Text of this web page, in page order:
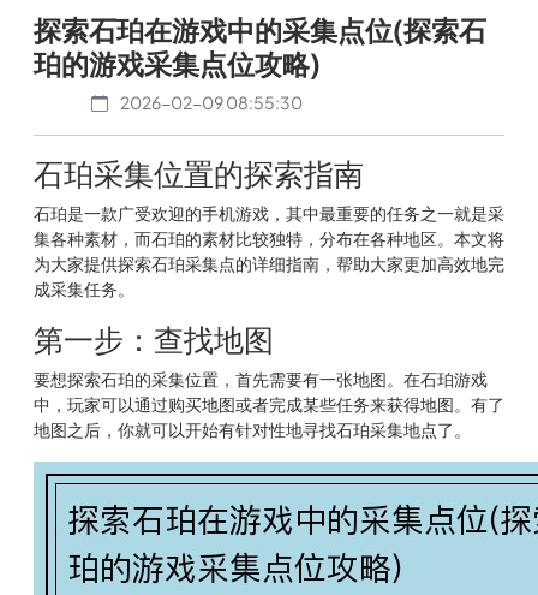
探索石珀在游戏中的采集点位(探索石
珀的游戏采集点位攻略)
2026-02-09 08:55:30
石珀采集位置的探索指南
石珀是一款广受欢迎的手机游戏，其中最重要的任务之一就是采
集各种素材，而石珀的素材比较独特，分布在各种地区。本文将
为大家提供探索石珀采集点的详细指南，帮助大家更加高效地完
成采集任务。
第一步：查找地图
要想探索石珀的采集位置，首先需要有一张地图。在石珀游戏
中，玩家可以通过购买地图或者完成某些任务来获得地图。有了
地图之后，你就可以开始有针对性地寻找石珀采集地点了。